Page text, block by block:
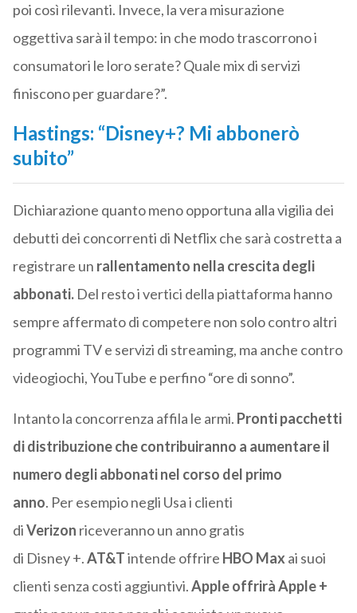
poi così rilevanti. Invece, la vera misurazione
oggettiva sarà il tempo: in che modo trascorrono i
consumatori le loro serate? Quale mix di servizi
finiscono per guardare?”.
Hastings: “Disney+? Mi abbonerò
subito”
Dichiarazione quanto meno opportuna alla vigilia dei
debutti dei concorrenti di Netflix che sarà costretta a
registrare un rallentamento nella crescita degli
abbonati.Del resto i vertici della piattaforma hanno
sempre affermato di competere non solo contro altri
programmi TV e servizi di streaming, ma anche contro
videogiochi, YouTube e perfino “ore di sonno”.
Intanto la concorrenza affila le armi. Pronti pacchetti
di distribuzione che contribuiranno a aumentare il
numero degli abbonati nel corso del primo
anno. Per esempio negli Usa i clienti
diVerizon riceveranno un anno gratis
di Disney +.AT&Tintende offrire HBO Maxai suoi
clienti senza costi aggiuntivi.Apple offrirà Apple +